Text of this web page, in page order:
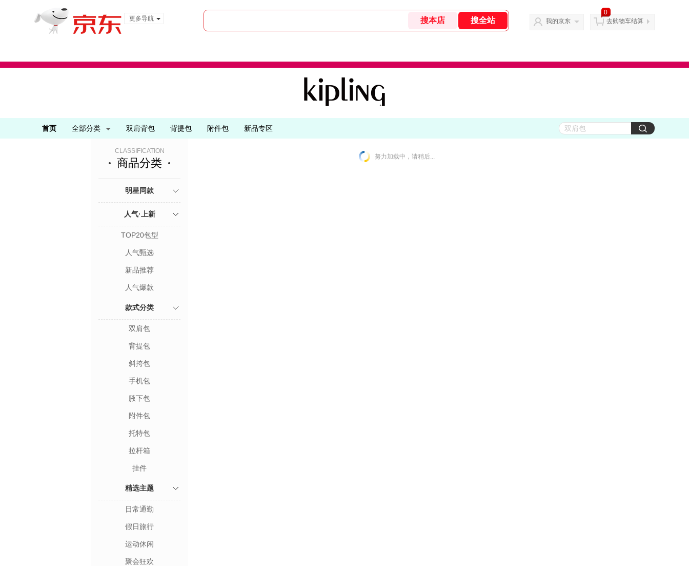
更多导航
我的京东
0
去购物车结算
首页 全部分类 双肩背包 背提包 附件包 新品专区
CLASSIFICATION
商品分类
明星同款
人气·上新
TOP20包型
人气甄选
新品推荐
人气爆款
款式分类
双肩包
背提包
斜挎包
手机包
腋下包
附件包
托特包
拉杆箱
挂件
精选主题
日常通勤
假日旅行
运动休闲
聚会狂欢
努力加载中，请稍后...